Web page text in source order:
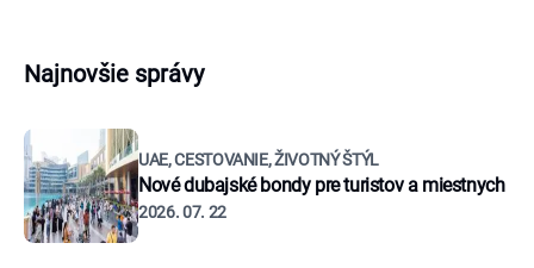
Najnovšie správy
UAE, CESTOVANIE, ŽIVOTNÝ ŠTÝL
Nové dubajské bondy pre turistov a miestnych
2026. 07. 22